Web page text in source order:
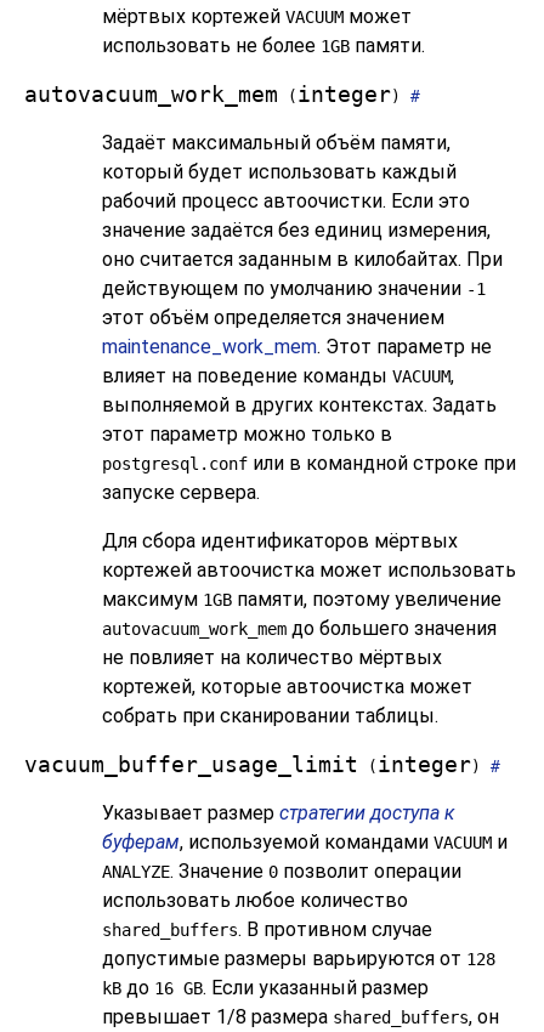
мёртвых кортежей VACUUM может
использовать не более 1GB памяти.
autovacuum_work_mem ( integer) #
Задаёт максимальный объём памяти,
который будет использовать каждый
рабочий процесс автоочистки. Если это
значение задаётся без единиц измерения,
оно считается заданным в килобайтах. При
действующем по умолчанию значении -1
этот объём определяется значением
maintenance_work_mem. Этот параметр не
влияет на поведение команды VACUUM,
выполняемой в других контекстах. Задать
этот параметр можно только в
postgresql.conf или в командной строке при
запуске сервера.
Для сбора идентификаторов мёртвых
кортежей автоочистка может использовать
максимум 1GB памяти, поэтому увеличение
autovacuum_work_mem до большего значения
не повлияет на количество мёртвых
кортежей, которые автоочистка может
собрать при сканировании таблицы.
vacuum_buffer_usage_limit ( integer) #
Указывает размер стратегии доступа к
буферам, используемой командами VACUUM и
ANALYZE. Значение 0 позволит операции
использовать любое количество
shared_buffers. В противном случае
допустимые размеры варьируются от 128
kB до 16 GB. Если указанный размер
превышает 1/8 размера shared_buffers, он